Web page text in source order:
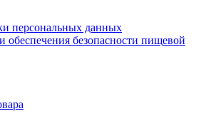
персональных данных
обеспечения безопасности пищевой